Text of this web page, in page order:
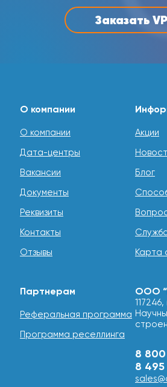
Заказать
О компании
О компании
Дата-центры
Вакансии
Документы
Реквизиты
Контакты
Отзывы
Акции
Блог
Карта
Партнерам
Реферальная программа
Программа реселлинга
ООО
8
8